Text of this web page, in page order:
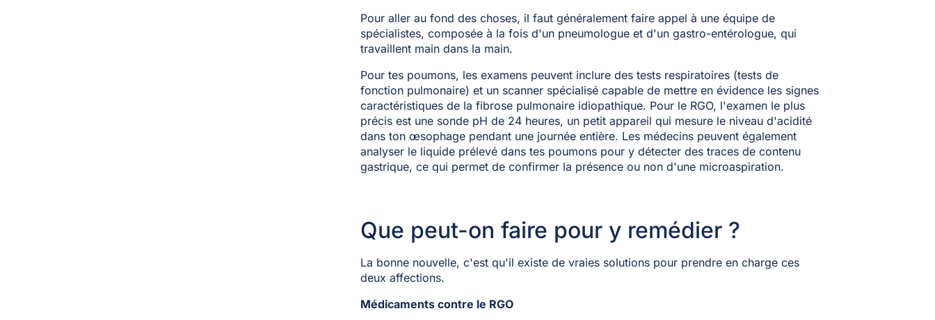
Pour aller au fond des choses, il faut généralement faire appel à une équipe de
spécialistes, composée à la fois d'un pneumologue et d'un gastro-entérologue, qui
travaillent main dans la main.
Pour tes poumons, les examens peuvent inclure des tests respiratoires (tests de
fonction pulmonaire) et un scanner spécialisé capable de mettre en évidence les signes
caractéristiques de la fibrose pulmonaire idiopathique. Pour le RGO, l'examen le plus
précis est une sonde pH de 24 heures, un petit appareil qui mesure le niveau d'acidité
dans ton œsophage pendant une journée entière. Les médecins peuvent également
analyser le liquide prélevé dans tes poumons pour y détecter des traces de contenu
gastrique, ce qui permet de confirmer la présence ou non d'une microaspiration.
Que peut-on faire pour y remédier ?
La bonne nouvelle, c'est qu'il existe de vraies solutions pour prendre en charge ces
deux affections.
Médicaments contre le RGO